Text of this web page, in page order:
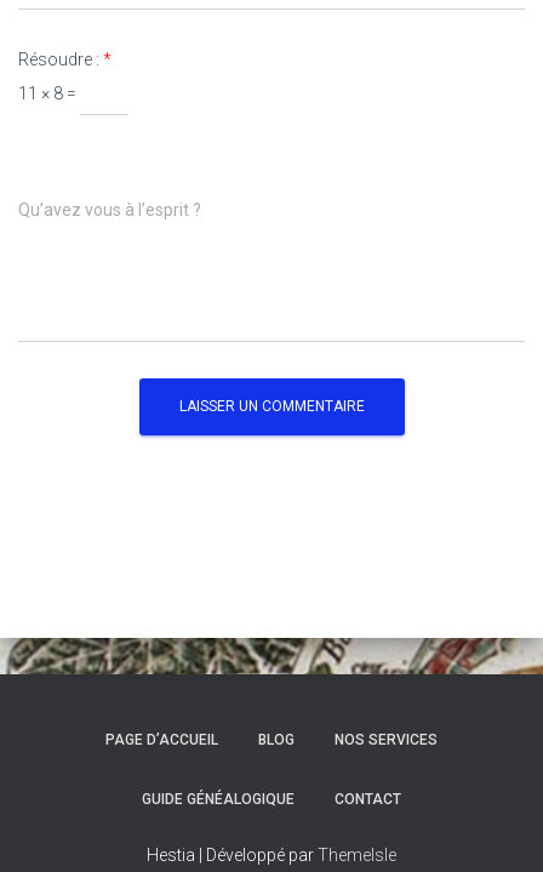
Résoudre : *
11 × 8 =
Qu’avez vous à l’esprit ?
PAGE D’ACCUEIL BLOG NOS SERVICES
GUIDE GÉNÉALOGIQUE CONTACT
Hestia | Développé parThemeIsle